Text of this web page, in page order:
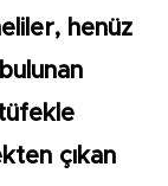
henüz
çıkan